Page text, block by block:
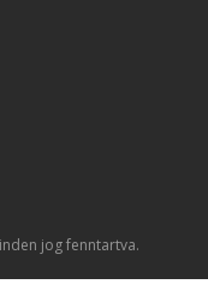
jog fenntartva.